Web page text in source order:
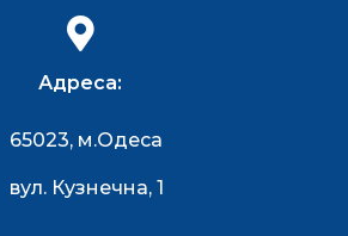
Адреса:
65023, м.Одеса
вул. Кузнечна, 1